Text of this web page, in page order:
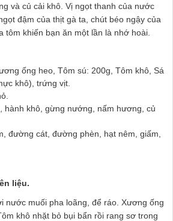
và củ cải khô. Vị ngọt thanh của nước
đậm của thịt gà ta, chút béo ngậy của
tôm khiến bạn ăn một lần là nhớ hoài.
ống heo, Tôm sú: 200g, Tôm khô, Sá
khô), trứng vịt.
hành khô, gừng nướng, nấm hương, củ
đường cát, đường phèn, hạt nêm, giấm,
liệu.
nước muối pha loãng, để ráo. Xương ống
khô nhặt bỏ bụi bẩn rồi rang sơ trong